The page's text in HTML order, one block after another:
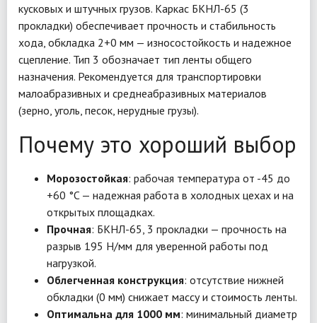
кусковых и штучных грузов. Каркас БКНЛ-65 (3
прокладки) обеспечивает прочность и стабильность
хода, обкладка 2+0 мм — износостойкость и надежное
сцепление. Тип 3 обозначает тип ленты общего
назначения. Рекомендуется для транспортировки
малоабразивных и среднеабразивных материалов
(зерно, уголь, песок, нерудные грузы).
Почему это хороший выбор
Морозостойкая: рабочая температура от -45 до
+60 °C — надежная работа в холодных цехах и на
открытых площадках.
Прочная: БКНЛ-65, 3 прокладки — прочность на
разрыв 195 Н/мм для уверенной работы под
нагрузкой.
Облегченная конструкция: отсутствие нижней
обкладки (0 мм) снижает массу и стоимость ленты.
Оптимальна для 1000 мм: минимальный диаметр